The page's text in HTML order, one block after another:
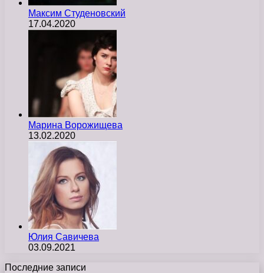
Максим Студеновский
17.04.2020
Марина Ворожищева
13.02.2020
Юлия Савичева
03.09.2021
Последние записи